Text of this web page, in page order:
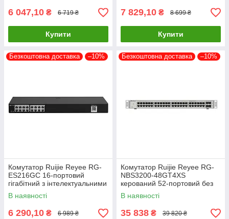
6 047,10 ₴ 6 719 ₴
Купити
7 829,10 ₴ 8 699 ₴
Купити
Безкоштовна доставка –10%
Комутатор Ruijie Reyee RG-
ES216GC 16-портовий
гігабітний з інтелектуальними
функціями
В наявності
6 290,10 ₴ 6 989 ₴
Безкоштовна доставка –10%
Комутатор Ruijie Reyee RG-
NBS3200-48GT4XS
керований 52-портовий без
PoE
В наявності
35 838 ₴ 39 820 ₴